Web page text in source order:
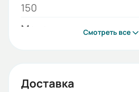
150
Модель:
ESQ
Смотреть все
Доставка